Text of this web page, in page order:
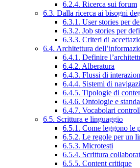
6.2.4. Ricerca sui forum
6.3. Dalla ricerca ai bisogni
6.3.1. User stories per
6.3.2. Job stories per
6.3.3. Criteri di
6.4. Architettura
6.4.1. Definire
6.4.2. Alberatura
6.4.3. Flussi di
6.4.4. Sistemi di
6.4.5. Tipologie di
6.4.6. Ontologie e
6.4.7. Vocabolari
6.5. Scrittura e linguaggio
6.5.1. Come leggono le
6.5.2. Le regole per un
6.5.3. Microtesti
6.5.4. Scrittura
6.5.5. Content critique